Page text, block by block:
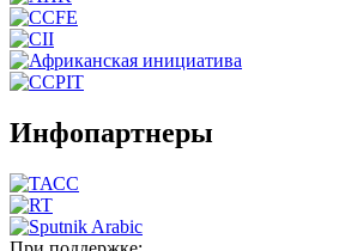
Инфопартнеры